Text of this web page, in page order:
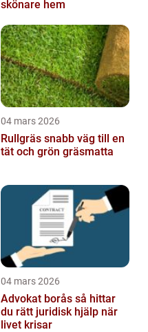
skönare hem
04 mars 2026
Rullgräs snabb väg till en
tät och grön gräsmatta
04 mars 2026
Advokat borås så hittar
du rätt juridisk hjälp när
livet krisar